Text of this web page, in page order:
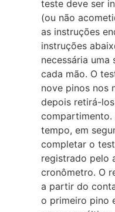
teste deve ser
(ou não
as instruções
instruções
necessária uma
cada mão. O
nove pinos nos
depois retirá-
compartimento.
tempo, em
completar o
registrado pelo
cronômetro. O
a partir do
o primeiro pino